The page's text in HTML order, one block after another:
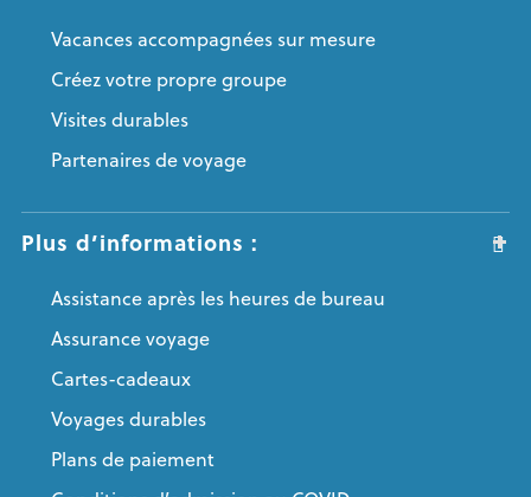
Vacances accompagnées sur mesure
Créez votre propre groupe
Visites durables
Partenaires de voyage
Plus d’informations :
Assistance après les heures de bureau
Assurance voyage
Cartes-cadeaux
Voyages durables
Plans de paiement